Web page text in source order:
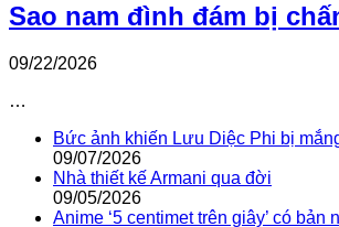
Sao nam đình đám bị
09/22/2026
…
Bức ảnh khiến Lưu Diệc Phi bị
09/07/2026
Nhà thiết kế Armani qua đời
09/05/2026
Anime ‘5 centimet trên giây’ có bản